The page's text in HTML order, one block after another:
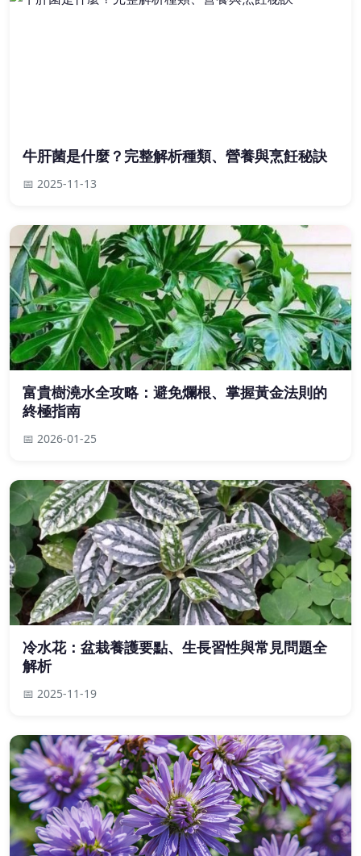
牛肝菌是什麼？完整解析種類、營養與烹飪秘訣
📅 2025-11-13
富貴樹澆水全攻略：避免爛根、掌握黃金法則的
終極指南
📅 2026-01-25
冷水花：盆栽養護要點、生長習性與常見問題全
解析
📅 2025-11-19